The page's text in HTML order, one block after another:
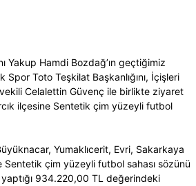
Yakup Hamdi Bozdağ’ın geçtiğimiz
Toto Teşkilat Başkanlığını, İçişleri
Celalettin Güvenç ile birlikte ziyaret
ilçesine Sentetik çim yüzeyli futbol
Yumaklıcerit, Evri, Sakarkaya
çim yüzeyli futbol sahası sözünü
934.220,00 TL değerindeki